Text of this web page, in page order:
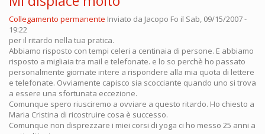
Collegamento permanente Inviato da Jacopo Fo il Sab, 09/15/2007 -
19:22
per il ritardo nella tua pratica.
Abbiamo risposto con tempi celeri a centinaia di persone. E abbiamo
risposto a migliaia tra mail e telefonate. e lo so perchè ho passato
personalmente giornate intere a rispondere alla mia quota di lettere
e telefonate. Ovviamente capisco sia scocciante quando uno si trova
a essere una sfortunata eccezione.
Comunque spero riusciremo a ovviare a questo ritardo. Ho chiesto a
Maria Cristina di ricostruire cosa è successo.
Comunque non disprezzare i miei corsi di yoga ci ho messo 25 anni a